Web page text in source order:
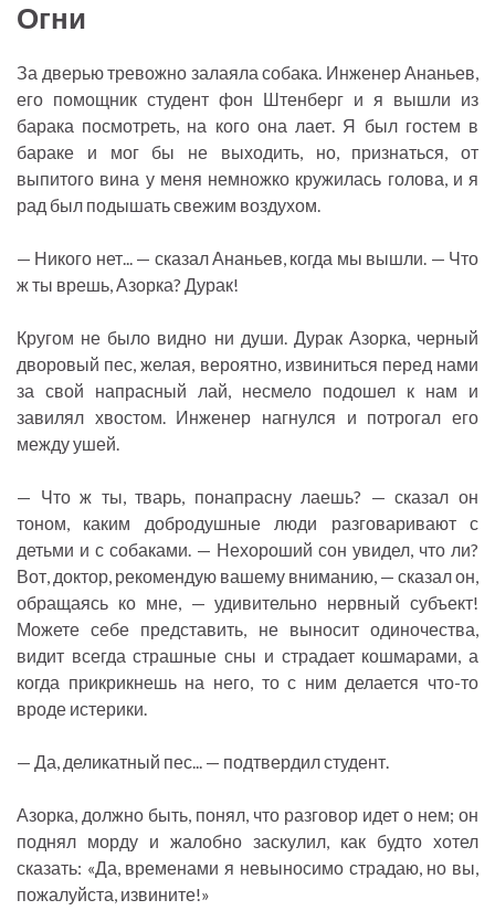
Огни
За дверью тревожно залаяла собака. Инженер Ананьев,
его помощник студент фон Штенберг и я вышли из
барака посмотреть, на кого она лает. Я был гостем в
бараке и мог бы не выходить, но, признаться, от
выпитого вина у меня немножко кружилась голова, и я
рад был подышать свежим воздухом.
— Никого нет... — сказал Ананьев, когда мы вышли. — Что
ж ты врешь, Азорка? Дурак!
Кругом не было видно ни души. Дурак Азорка, черный
дворовый пес, желая, вероятно, извиниться перед нами
за свой напрасный лай, несмело подошел к нам и
завилял хвостом. Инженер нагнулся и потрогал его
между ушей.
— Что ж ты, тварь, понапрасну лаешь? — сказал он
тоном, каким добродушные люди разговаривают с
детьми и с собаками. — Нехороший сон увидел, что ли?
Вот, доктор, рекомендую вашему вниманию, — сказал он,
обращаясь ко мне, — удивительно нервный субъект!
Можете себе представить, не выносит одиночества,
видит всегда страшные сны и страдает кошмарами, а
когда прикрикнешь на него, то с ним делается что-то
вроде истерики.
— Да, деликатный пес... — подтвердил студент.
Азорка, должно быть, понял, что разговор идет о нем; он
поднял морду и жалобно заскулил, как будто хотел
сказать: «Да, временами я невыносимо страдаю, но вы,
пожалуйста, извините!»